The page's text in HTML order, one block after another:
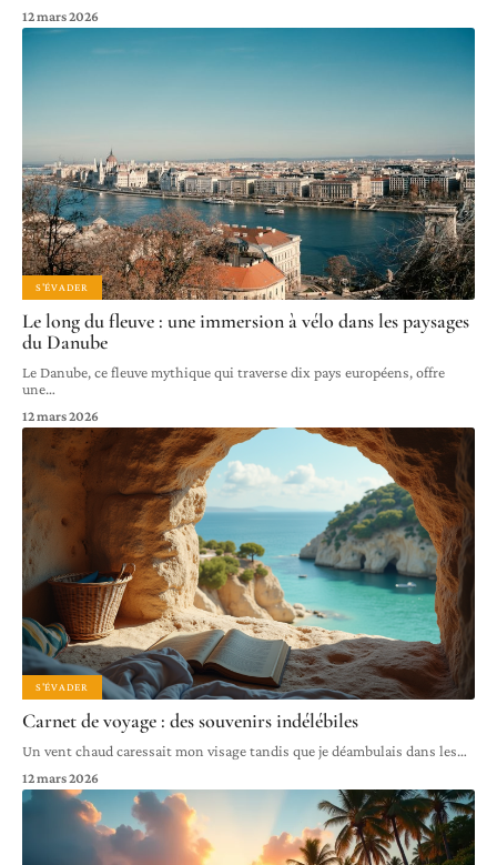
12 mars 2026
S'ÉVADER
Le long du fleuve : une immersion à vélo dans les paysages
du Danube
Le Danube, ce fleuve mythique qui traverse dix pays européens, offre
une…
12 mars 2026
S'ÉVADER
Carnet de voyage : des souvenirs indélébiles
Un vent chaud caressait mon visage tandis que je déambulais dans les…
12 mars 2026